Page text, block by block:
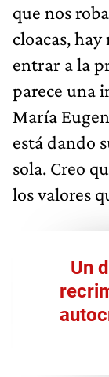
que nos
cloacas,
entrar a la
parece una
María
está dando
sola. Creo
los valores
Un